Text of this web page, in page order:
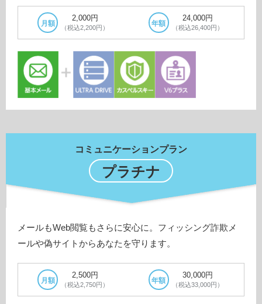
月額
2,000円
（税込2,200円） 年額
24,000円
（税込26,400円）
コミュニケーションプラン
プラチナ
メールもWeb閲覧もさらに安心に。フィッシング詐欺メ
ールや偽サイトからあなたを守ります。
月額
2,500円
（税込2,750円） 年額
30,000円
（税込33,000円）